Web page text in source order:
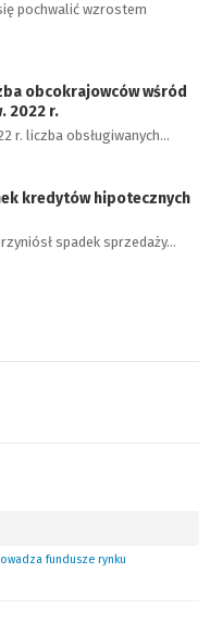
pochwalić wzrostem
obcokrajowców wśród
2022 r.
r. liczba obsługiwanych…
kredytów hipotecznych
spadek sprzedaży…
fundusze rynku